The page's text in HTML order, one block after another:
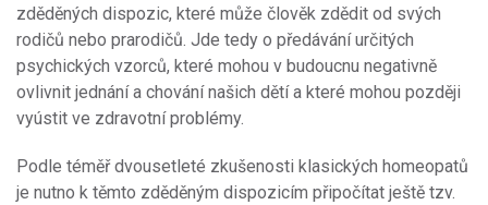
zděděných dispozic, které může člověk zdědit od svých
rodičů nebo prarodičů. Jde tedy o předávání určitých
psychických vzorců, které mohou v budoucnu negativně
ovlivnit jednání a chování našich dětí a které mohou později
vyústit ve zdravotní problémy.
Podle téměř dvousetleté zkušenosti klasických homeopatů
je nutno k těmto zděděným dispozicím připočítat ještě tzv.